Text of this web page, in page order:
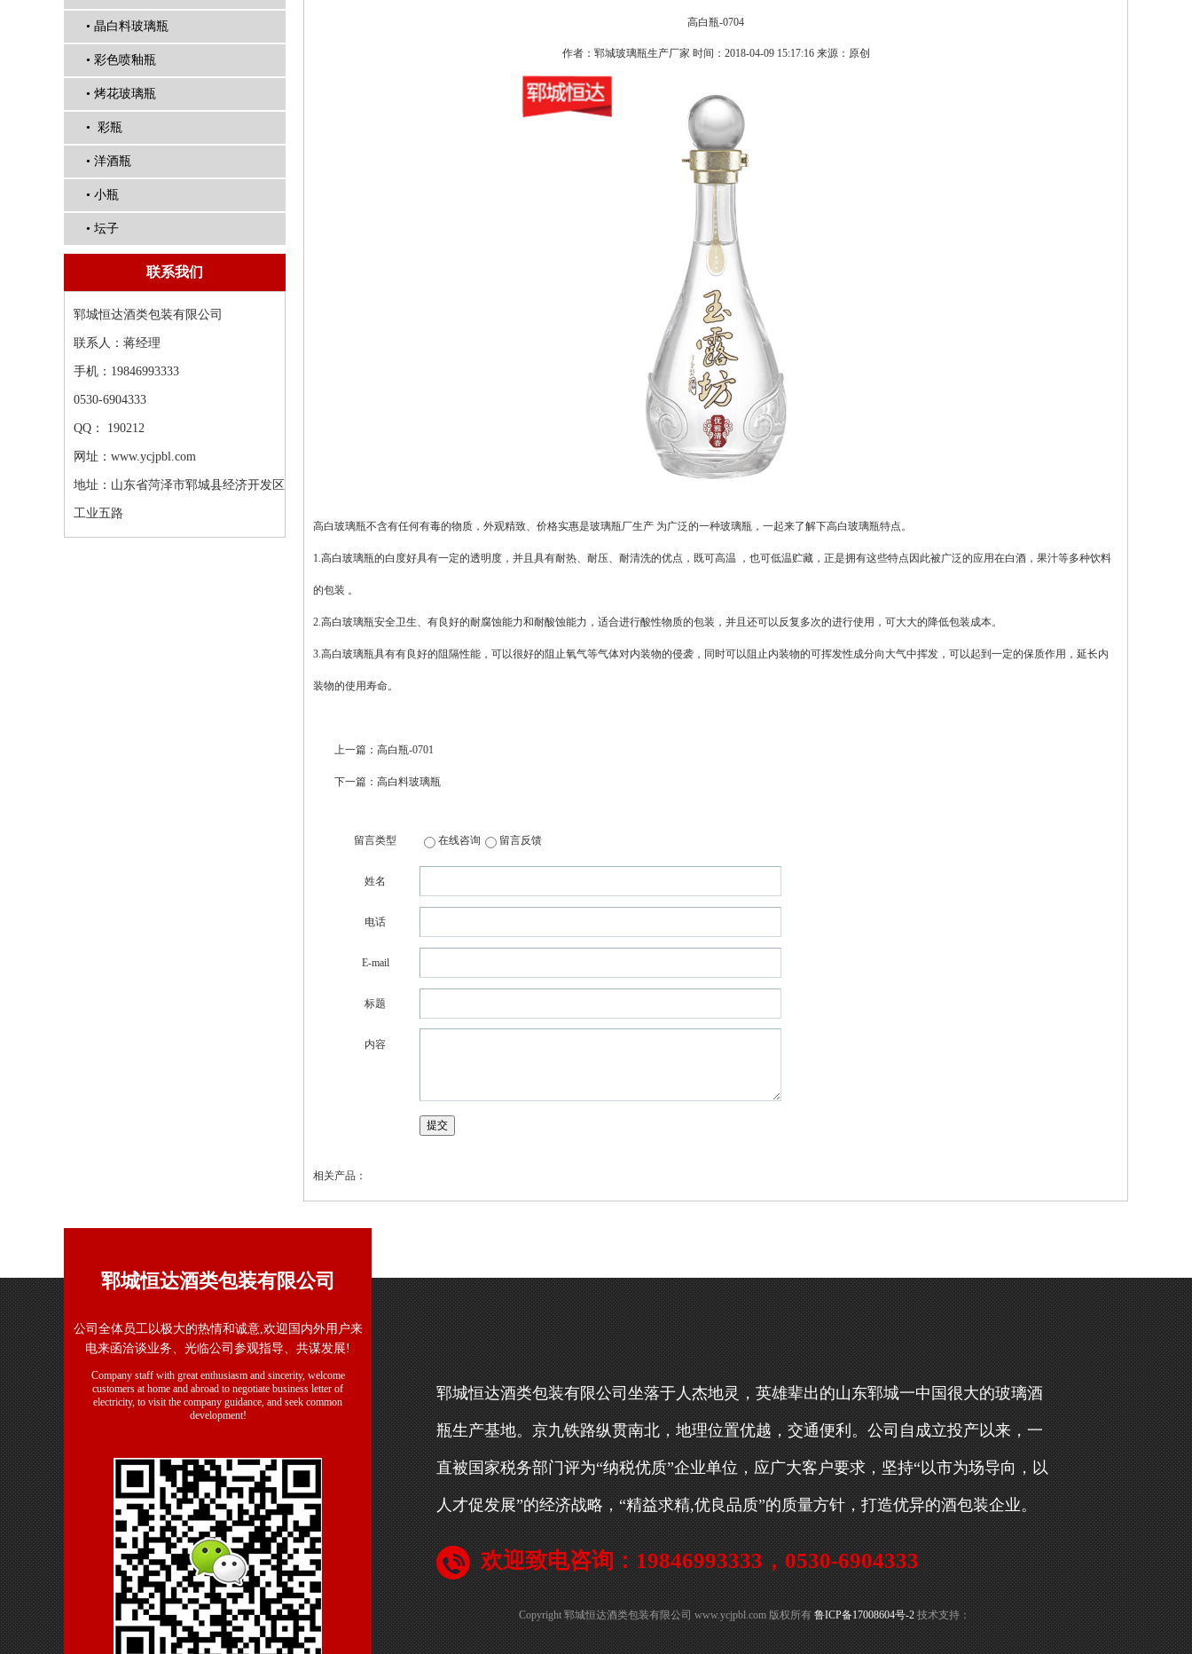
• 晶白料玻璃瓶
• 彩色喷釉瓶
• 烤花玻璃瓶
• 彩瓶
• 洋酒瓶
• 小瓶
• 坛子
联系我们
郓城恒达酒类包装有限公司
联系人：蒋经理
手机：19846993333
0530-6904333
QQ： 190212
网址：www.ycjpbl.com
地址：山东省菏泽市郓城县经济开发区
工业五路
高白瓶-0704
作者：郓城玻璃瓶生产厂家 时间：2018-04-09 15:17:16 来源：原创
高白玻璃瓶不含有任何有毒的物质，外观精致、价格实惠是玻璃瓶厂生产 为广泛的一种玻璃瓶，一起来了解下高白玻璃瓶特点。
1.高白玻璃瓶的白度好具有一定的透明度，并且具有耐热、耐压、耐清洗的优点，既可高温 ，也可低温贮藏，正是拥有这些特点因此被广泛的应用在白酒，果汁等多种饮料
的包装 。
2.高白玻璃瓶安全卫生、有良好的耐腐蚀能力和耐酸蚀能力，适合进行酸性物质的包装，并且还可以反复多次的进行使用，可大大的降低包装成本。
3.高白玻璃瓶具有有良好的阻隔性能，可以很好的阻止氧气等气体对内装物的侵袭，同时可以阻止内装物的可挥发性成分向大气中挥发，可以起到一定的保质作用，延长内
装物的使用寿命。
上一篇： 高白瓶-0701
下一篇： 高白料玻璃瓶
留言类型 在线咨询 留言反馈
姓名
电话
E-mail
标题
内容
相关产品：
郓城恒达酒类包装有限公司
公司全体员工以极大的热情和诚意,欢迎国内外用户来
电来函洽谈业务、光临公司参观指导、共谋发展!
Company staff with great enthusiasm and sincerity, welcome
customers at home and abroad to negotiate business letter of
electricity, to visit the company guidance, and seek common
development!
郓城恒达酒类包装有限公司坐落于人杰地灵，英雄辈出的山东郓城一中国很大的玻璃酒
瓶生产基地。京九铁路纵贯南北，地理位置优越，交通便利。公司自成立投产以来，一
直被国家税务部门评为“纳税优质”企业单位，应广大客户要求，坚持“以市为场导向，以
人才促发展”的经济战略，“精益求精,优良品质”的质量方针，打造优异的酒包装企业。
欢迎致电咨询：19846993333，0530-6904333
Copyright 郓城恒达酒类包装有限公司 www.ycjpbl.com 版权所有鲁ICP备17008604号-2 技术支持：